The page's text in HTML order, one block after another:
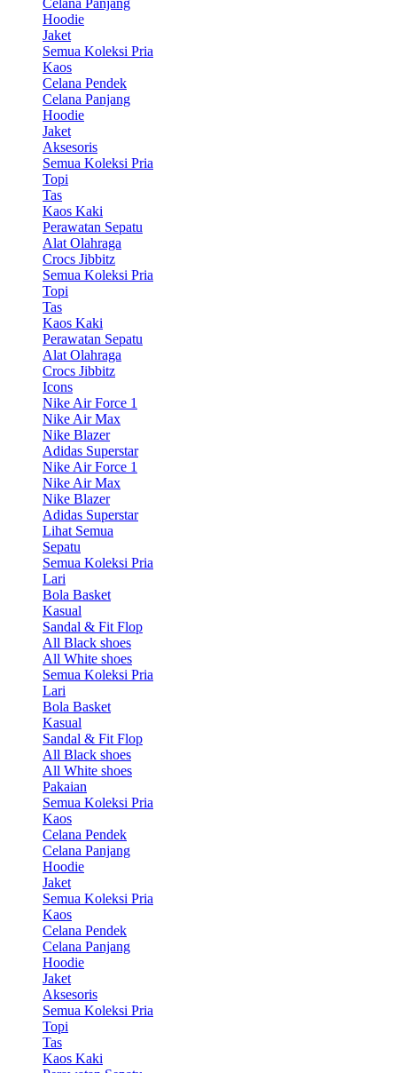
Hoodie
Jaket
Semua Koleksi Pria
Kaos
Celana Pendek
Celana Panjang
Hoodie
Jaket
Aksesoris
Semua Koleksi Pria
Topi
Tas
Kaos Kaki
Perawatan Sepatu
Alat Olahraga
Crocs Jibbitz
Semua Koleksi Pria
Topi
Tas
Kaos Kaki
Perawatan Sepatu
Alat Olahraga
Crocs Jibbitz
Icons
Nike Air Force 1
Nike Air Max
Nike Blazer
Adidas Superstar
Nike Air Force 1
Nike Air Max
Nike Blazer
Adidas Superstar
Lihat Semua
Sepatu
Semua Koleksi Pria
Lari
Bola Basket
Kasual
Sandal & Fit Flop
All Black shoes
All White shoes
Semua Koleksi Pria
Lari
Bola Basket
Kasual
Sandal & Fit Flop
All Black shoes
All White shoes
Pakaian
Semua Koleksi Pria
Kaos
Celana Pendek
Celana Panjang
Hoodie
Jaket
Semua Koleksi Pria
Kaos
Celana Pendek
Celana Panjang
Hoodie
Jaket
Aksesoris
Semua Koleksi Pria
Topi
Tas
Kaos Kaki